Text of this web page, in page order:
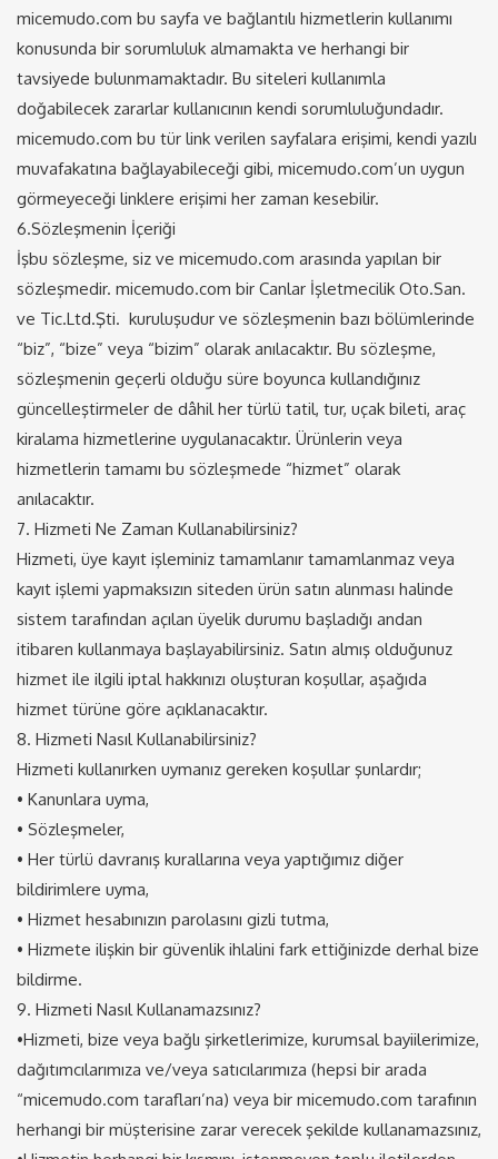
micemudo.com bu sayfa ve bağlantılı hizmetlerin kullanımı
konusunda bir sorumluluk almamakta ve herhangi bir
tavsiyede bulunmamaktadır. Bu siteleri kullanımla
doğabilecek zararlar kullanıcının kendi sorumluluğundadır.
micemudo.com bu tür link verilen sayfalara erişimi, kendi yazılı
muvafakatına bağlayabileceği gibi, micemudo.com’un uygun
görmeyeceği linklere erişimi her zaman kesebilir.
6.Sözleşmenin İçeriği
İşbu sözleşme, siz ve micemudo.com arasında yapılan bir
sözleşmedir. micemudo.com bir Canlar İşletmecilik Oto.San.
ve Tic.Ltd.Şti. kuruluşudur ve sözleşmenin bazı bölümlerinde
“biz”, “bize” veya “bizim” olarak anılacaktır. Bu sözleşme,
sözleşmenin geçerli olduğu süre boyunca kullandığınız
güncelleştirmeler de dâhil her türlü tatil, tur, uçak bileti, araç
kiralama hizmetlerine uygulanacaktır. Ürünlerin veya
hizmetlerin tamamı bu sözleşmede “hizmet” olarak
anılacaktır.
7. Hizmeti Ne Zaman Kullanabilirsiniz?
Hizmeti, üye kayıt işleminiz tamamlanır tamamlanmaz veya
kayıt işlemi yapmaksızın siteden ürün satın alınması halinde
sistem tarafından açılan üyelik durumu başladığı andan
itibaren kullanmaya başlayabilirsiniz. Satın almış olduğunuz
hizmet ile ilgili iptal hakkınızı oluşturan koşullar, aşağıda
hizmet türüne göre açıklanacaktır.
8. Hizmeti Nasıl Kullanabilirsiniz?
Hizmeti kullanırken uymanız gereken koşullar şunlardır;
• Kanunlara uyma,
• Sözleşmeler,
• Her türlü davranış kurallarına veya yaptığımız diğer
bildirimlere uyma,
• Hizmet hesabınızın parolasını gizli tutma,
• Hizmete ilişkin bir güvenlik ihlalini fark ettiğinizde derhal bize
bildirme.
9. Hizmeti Nasıl Kullanamazsınız?
•Hizmeti, bize veya bağlı şirketlerimize, kurumsal bayiilerimize,
dağıtımcılarımıza ve/veya satıcılarımıza (hepsi bir arada
“micemudo.com tarafları’na) veya bir micemudo.com tarafının
herhangi bir müşterisine zarar verecek şekilde kullanamazsınız,